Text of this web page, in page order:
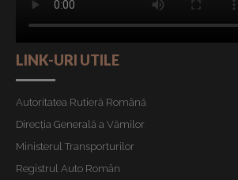
LINK-URI UTILE
Autoritatea Rutieră Română
Direcția Generală a Vămilor
Ministerul Transporturilor
Registrul Auto Român